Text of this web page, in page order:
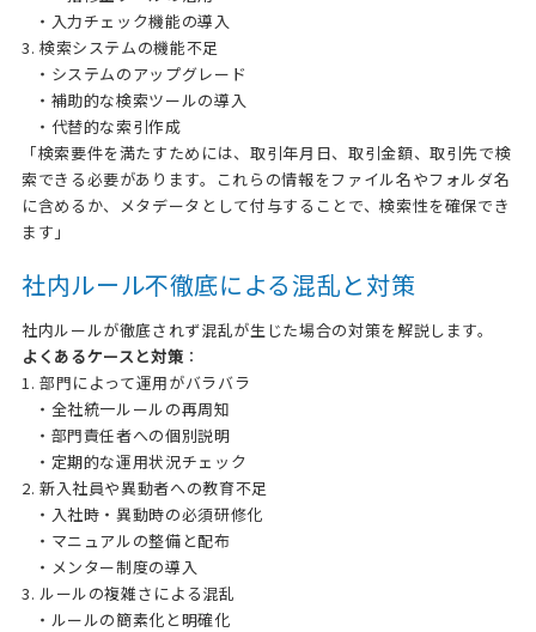
・入力チェック機能の導入
3. 検索システムの機能不足
・システムのアップグレード
・補助的な検索ツールの導入
・代替的な索引作成
「検索要件を満たすためには、取引年月日、取引金額、取引先で検
索できる必要があります。これらの情報をファイル名やフォルダ名
に含めるか、メタデータとして付与することで、検索性を確保でき
ます」
社内ルール不徹底による混乱と対策
社内ルールが徹底されず混乱が生じた場合の対策を解説します。
よくあるケースと対策 ：
1. 部門によって運用がバラバラ
・全社統一ルールの再周知
・部門責任者への個別説明
・定期的な運用状況チェック
2. 新入社員や異動者への教育不足
・入社時・異動時の必須研修化
・マニュアルの整備と配布
・メンター制度の導入
3. ルールの複雑さによる混乱
・ルールの簡素化と明確化